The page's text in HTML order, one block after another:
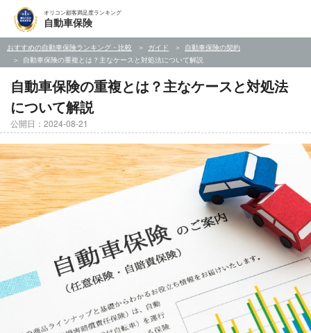
オリコン顧客満足度ランキング
自動車保険
おすすめの自動車保険ランキング・比較 ガイド
自動車保険の契約
自動車保険の重複とは？主なケースと対処法について解説
自動車保険の重複とは？主なケースと対処法
について解説
公開日：2024-08-21